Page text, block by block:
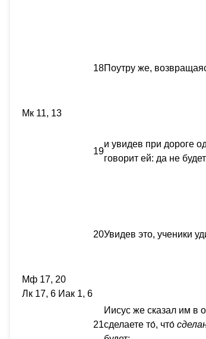
18Поутру же,
Мк 11, 13
19
и увидев при дороге
говорит ей: да не
20Увидев это, ученики
Мф 17, 20
Лк 17, 6 Иак 1, 6
21
Иисус же сказал им в
сделаете то́, что́